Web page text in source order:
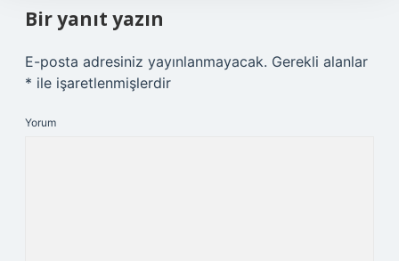
Bir yanıt yazın
E-posta adresiniz yayınlanmayacak. Gerekli alanlar
* ile işaretlenmişlerdir
Yorum